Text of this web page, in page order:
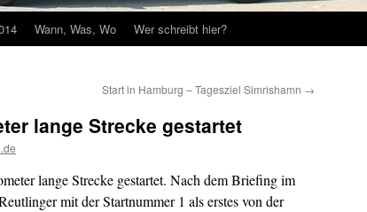
Wann, Was, Wo Wer schreibt hier?
Start in Hamburg – Tagesziel Simrishamn →
lange Strecke gestartet
lange Strecke gestartet. Nach dem Briefing im
mit der Startnummer 1 als erstes von der